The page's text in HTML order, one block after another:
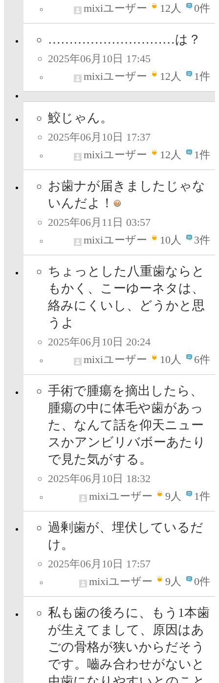
mixiユーザー
12人 0件
…………………………は？
2025年06月10日 17:45
mixiユーザー
12人 1件
鮫じゃん。
2025年06月10日 17:37
mixiユーザー
12人 1件
お歯ナが届きましたじゃな
いんだよ！
2025年06月11日 03:57
mixiユーザー
10人 3件
ちょっとした八重歯ならと
もかく、こーゆーネタは、
絡みにくいし、どうかと思
うよ
2025年06月10日 20:24
mixiユーザー
10人 6件
手術で腫瘍を摘出したら、
腫瘍の中に体毛や歯があっ
た、なんて話を仰天ニュー
スかアンビリバボーあたり
で見た気がする。
2025年06月10日 18:32
mixiユーザー
9人 1件
過剰歯が、埋伏しているだ
け。
2025年06月10日 17:57
mixiユーザー
9人 0件
私も歯の後ろに、もう1本歯
が生えてまして、原因はあ
ごの骨格が狭いからだそう
です。嚙み合わせがないと